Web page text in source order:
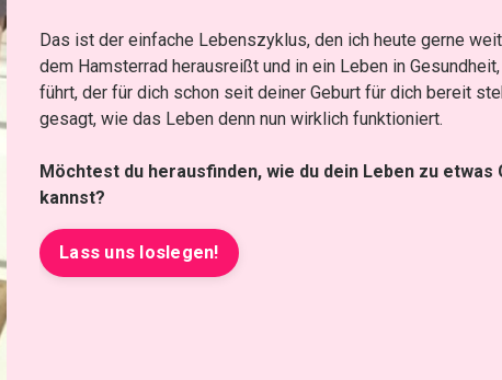
Das ist der einfache Lebenszyklus, den ich heute gerne
dem Hamsterrad herausreißt und in ein Leben in
führt, der für dich schon seit deiner Geburt für dich bereit
gesagt, wie das Leben denn nun wirklich funktioniert.
Möchtest du herausfinden, wie du dein Leben zu
kannst?
Lass uns loslegen!